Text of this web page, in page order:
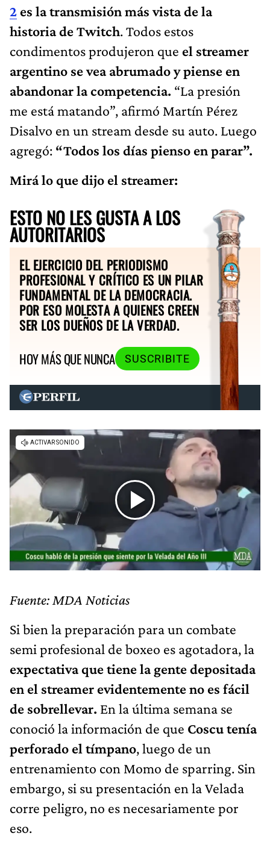
2 es la transmisión más vista de la
historia de Twitch. Todos estos
condimentos produjeron que el streamer
argentino se vea abrumado y piense en
abandonar la competencia. “La presión
me está matando”, afirmó Martín Pérez
Disalvo en un stream desde su auto. Luego
agregó: “Todos los días pienso en parar”.
Mirá lo que dijo el streamer:
ESTO NO LES GUSTA A LOS
AUTORITARIOS
EL EJERCICIO DEL PERIODISMO
PROFESIONAL Y CRÍTICO ES UN PILAR
FUNDAMENTAL DE LA DEMOCRACIA.
POR ESO MOLESTA A QUIENES CREEN
SER LOS DUEÑOS DE LA VERDAD.
HOY MÁS QUE NUNCA
SUSCRIBITE
Fuente: MDA Noticias
Si bien la preparación para un combate
semi profesional de boxeo es agotadora, la
expectativa que tiene la gente depositada
en el streamer evidentemente no es fácil
de sobrellevar. En la última semana se
conoció la información de que Coscu tenía
perforado el tímpano, luego de un
entrenamiento con Momo de sparring. Sin
embargo, si su presentación en la Velada
corre peligro, no es necesariamente por
eso.